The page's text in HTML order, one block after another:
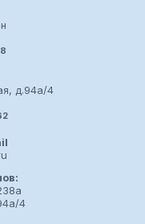
металла
li><li><span
span>
д.94а/4
4